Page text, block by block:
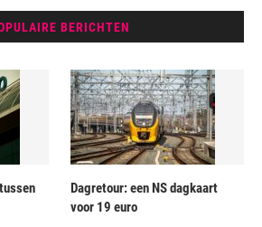
BERICHTEN
Dagretour: een NS dagkaart
voor 19 euro